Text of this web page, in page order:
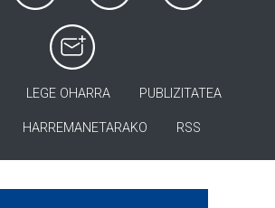
LEGE OHARRA PUBLIZITATEA
HARREMANETARAKO RSS